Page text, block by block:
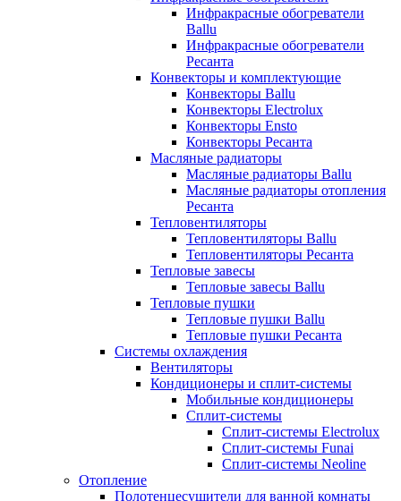
Инфракрасные обогреватели
Ballu
Инфракрасные обогреватели
Ресанта
Конвекторы и комплектующие
Конвекторы Ballu
Конвекторы Electrolux
Конвекторы Ensto
Конвекторы Ресанта
Масляные радиаторы
Масляные радиаторы Ballu
Масляные радиаторы отопления
Ресанта
Тепловентиляторы
Тепловентиляторы Ballu
Тепловентиляторы Ресанта
Тепловые завесы
Тепловые завесы Ballu
Тепловые пушки
Тепловые пушки Ballu
Тепловые пушки Ресанта
Системы охлаждения
Вентиляторы
Кондиционеры и сплит-системы
Мобильные кондиционеры
Сплит-системы
Сплит-системы Electrolux
Сплит-системы Funai
Сплит-системы Neoline
Отопление
Полотенцесушители для ванной комнаты